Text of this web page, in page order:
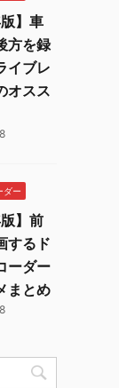
】車
方を録
イブレ
オスス
ダー
】前
するド
ーダー
まとめ